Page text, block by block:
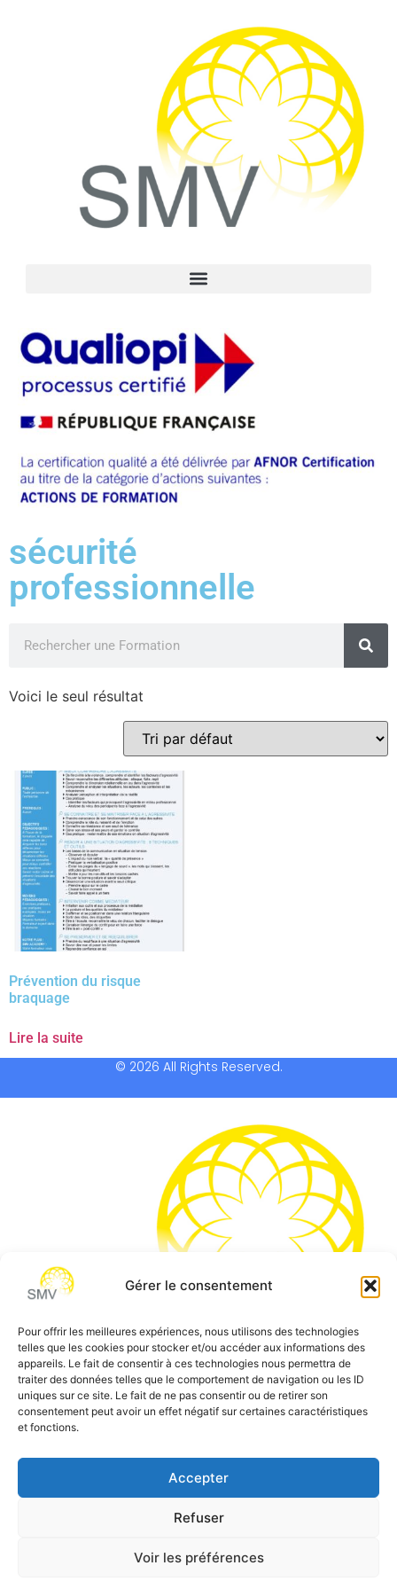
Gérer le consentement
Pour offrir les meilleures expériences, nous utilisons des technologies
telles que les cookies pour stocker et/ou accéder aux informations des
appareils. Le fait de consentir à ces technologies nous permettra de
traiter des données telles que le comportement de navigation ou les ID
uniques sur ce site. Le fait de ne pas consentir ou de retirer son
consentement peut avoir un effet négatif sur certaines caractéristiques
et fonctions.
Accepter
Refuser
Voir les préférences
sécurité
professionnelle
Voici le seul résultat
Prévention du risque
braquage
Lire la suite
© 2026 All Rights Reserved.
SMV permet de vous aider à gagner du temps et vous
permettre de vous concentrer sur l’essentiel de votre
métier
Téléphone:0 805 69 64 75 / 02 37 34 04 04
contact@smvformation.fr
Création & Hébergement Web Cloud par